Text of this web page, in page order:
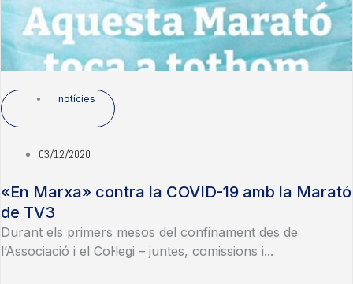
notícies
03/12/2020
«En Marxa» contra la COVID-19 amb la Marató
de TV3
Durant els primers mesos del confinament des de
l’Associació i el Col·legi – juntes, comissions i...